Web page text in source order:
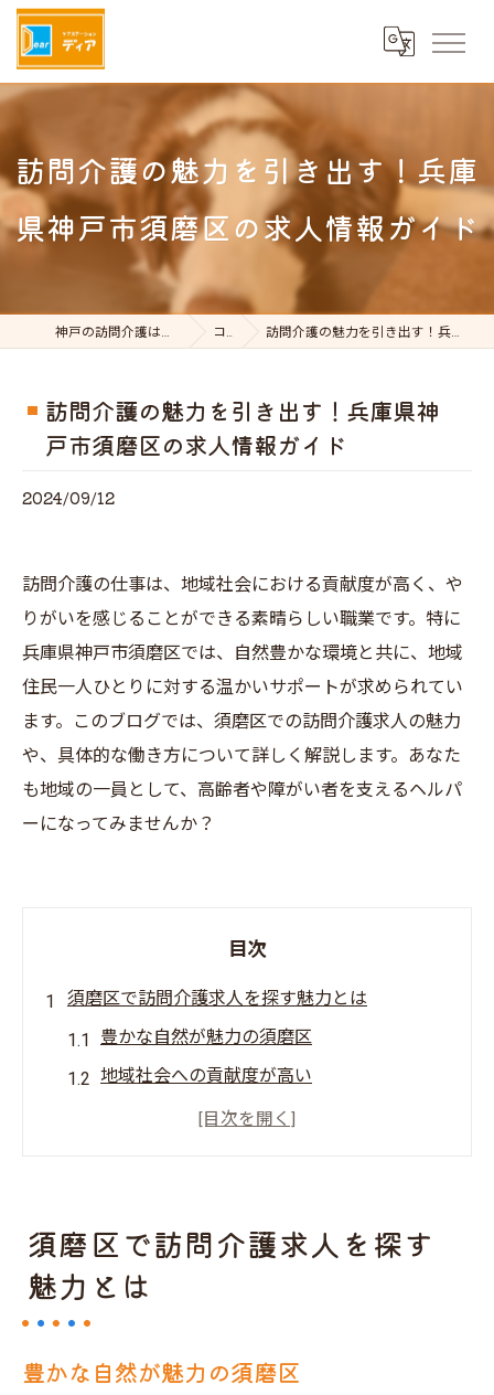
訪問介護の魅力を引き出す！兵庫
県神戸市須磨区の求人情報ガイド
神戸の訪問介護はケアステーションDear コラム 訪問介護の魅力を引き出す！兵庫県神戸市須磨区の求人情報ガイド
訪問介護の魅力を引き出す！兵庫県神
戸市須磨区の求人情報ガイド
2024/09/12
訪問介護の仕事は、地域社会における貢献度が高く、や
りがいを感じることができる素晴らしい職業です。特に
兵庫県神戸市須磨区では、自然豊かな環境と共に、地域
住民一人ひとりに対する温かいサポートが求められてい
ます。このブログでは、須磨区での訪問介護求人の魅力
や、具体的な働き方について詳しく解説します。あなた
も地域の一員として、高齢者や障がい者を支えるヘルパ
ーになってみませんか？
目次
須磨区で訪問介護求人を探す魅力とは
豊かな自然が魅力の須磨区
地域社会への貢献度が高い
多様な求人オプション
地域密着型のサービス提供
兵庫県神戸市須磨区の訪問介護求人の特徴
多彩な勤務形態
須磨区で訪問介護求人を探す
魅力とは
豊かな自然が魅力の須磨区